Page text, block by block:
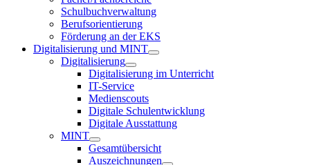
Schulbuchverwaltung
Berufsorientierung
Förderung an der EKS
Digitalisierung und MINT
Digitalisierung
Digitalisierung im Unterricht
IT-Service
Medienscouts
Digitale Schulentwicklung
Digitale Ausstattung
MINT
Gesamtübersicht
Auszeichnungen